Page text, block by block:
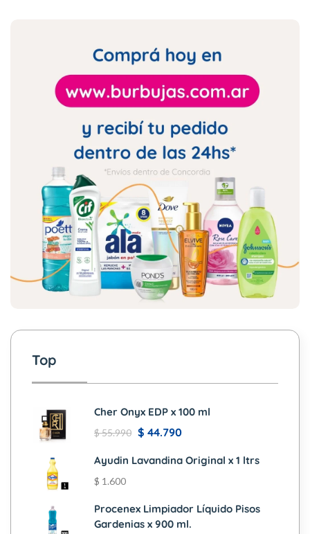
Top
Cher Onyx EDP x 100 ml
$55.990 $ 44.790
Ayudin Lavandina Original x 1 ltrs
$ 1.600
Procenex Limpiador Líquido Pisos
Gardenias x 900 ml.